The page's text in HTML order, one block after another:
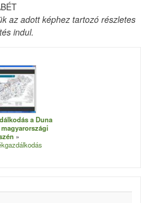
az adott képhez tartozó részletes
indul.
a Duna